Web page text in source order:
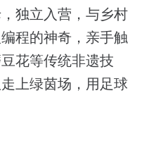
独立入营，与乡村
程的神奇，亲手触
花等传统非遗技
上绿茵场，用足球